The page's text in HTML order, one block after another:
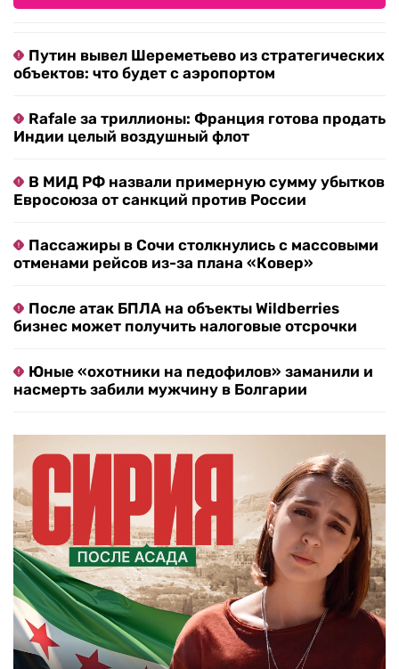
Путин вывел Шереметьево из стратегических
объектов: что будет с аэропортом
Rafale за триллионы: Франция готова продать
Индии целый воздушный флот
В МИД РФ назвали примерную сумму убытков
Евросоюза от санкций против России
Пассажиры в Сочи столкнулись с массовыми
отменами рейсов из-за плана «Ковер»
После атак БПЛА на объекты Wildberries
бизнес может получить налоговые отсрочки
Юные «охотники на педофилов» заманили и
насмерть забили мужчину в Болгарии